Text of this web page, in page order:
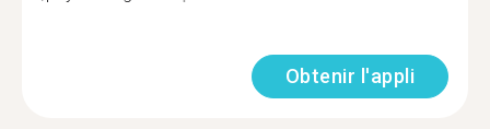
Obtenir l'appli